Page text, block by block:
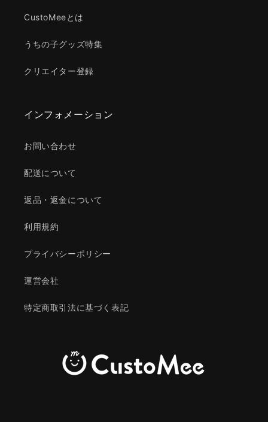
CustoMeeとは
うちの子グッズ特集
クリエイター登録
インフォメーション
お問い合わせ
配送について
返品・返金について
利用規約
プライバシーポリシー
運営会社
特定商取引法に基づく表記